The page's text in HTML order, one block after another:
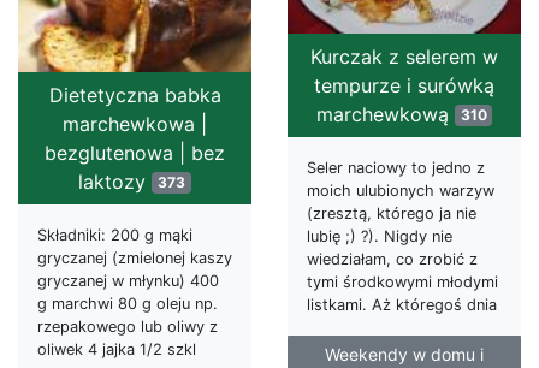
Kurczak z selerem w
tempurze i surówką
marchewkową
310
Seler naciowy to jedno z
moich ulubionych warzyw
(zresztą, którego ja nie
lubię ;) ?). Nigdy nie
wiedziałam, co zrobić z
tymi środkowymi młodymi
listkami. Aż któregoś dnia
Weekendy w domu i
Dietetyczna babka
marchewkowa |
bezglutenowa | bez
laktozy 373
Składniki: 200 g mąki
gryczanej (zmielonej kaszy
gryczanej w młynku) 400
g marchwi 80 g oleju np.
rzepakowego lub oliwy z
oliwek 4 jajka 1/2 szkl